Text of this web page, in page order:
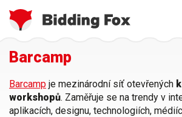
Přejít
hlavnímu
obsahu
Jste
Barcamp
Barcamp je mezinárodní síť otevřených
workshopů. Zaměřuje se na trendy v
aplikacích, designu, technologiích,